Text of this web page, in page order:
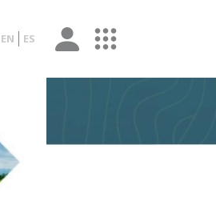
EN ES